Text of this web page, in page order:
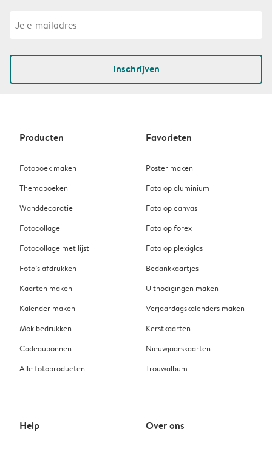
Inschrijven
Producten
Fotoboek maken
Themaboeken
Wanddecoratie
Fotocollage
Fotocollage met lijst
Foto’s afdrukken
Kaarten maken
Kalender maken
Mok bedrukken
Cadeaubonnen
Alle fotoproducten
Favorieten
Poster maken
Foto op aluminium
Foto op canvas
Foto op forex
Foto op plexiglas
Bedankkaartjes
Uitnodigingen maken
Verjaardagskalenders maken
Kerstkaarten
Nieuwjaarskaarten
Trouwalbum
Help Over ons